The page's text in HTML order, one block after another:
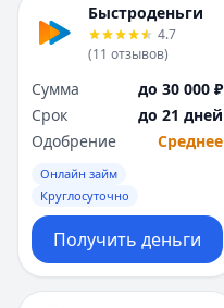
Быстроденьги
4.7
(11 отзывов)
Сумма
до 30 000 ₽
Срок
до 21 дней
Одобрение
Среднее
Онлайн займ
Круглосуточно
Получить деньги